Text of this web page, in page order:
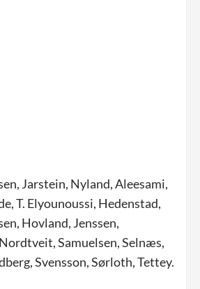
Jarstein, Nyland, Aleesami,
T. Elyounoussi, Hedenstad,
Hovland, Jenssen,
Samuelsen, Selnæs,
Svensson, Sørloth, Tettey.